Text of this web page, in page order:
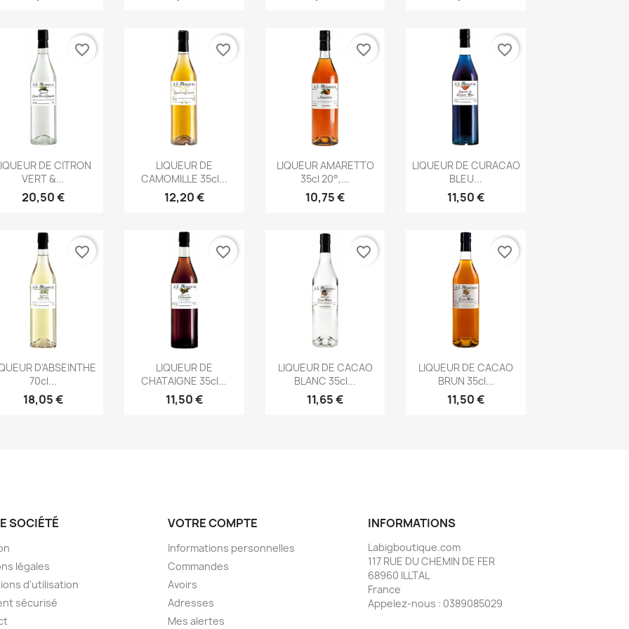
Aperçu rapide
DE CITRON
VERT &...
20,50 €
favorite_border
Aperçu rapide
LIQUEUR DE
CAMOMILLE 35cl...
12,20 €
favorite_border
 Aperçu rapide
LIQUEUR AMARETTO
35cl 20°,...
10,75 €
favorite_border
Aperçu rapide
LIQUEUR DE CURACAO
BLEU...
11,50 €
favorite_border
Aperçu rapide
D'ABSEINTHE
70cl...
18,05 €
favorite_border
Aperçu rapide
LIQUEUR DE
CHATAIGNE 35cl...
11,50 €
favorite_border
Aperçu rapide
LIQUEUR DE CACAO
BLANC 35cl...
11,65 €
favorite_border
 Aperçu rapide
LIQUEUR DE CACAO
BRUN 35cl...
11,50 €
favorite_border
SOCIÉTÉ
légales
d'utilisation
sécurisé
VOTRE COMPTE
Informations personnelles
Commandes
Avoirs
Adresses
Mes alertes
INFORMATIONS
Labigboutique.com
117 RUE DU CHEMIN DE FER
68960 ILLTAL
France
Appelez-nous : 0389085029